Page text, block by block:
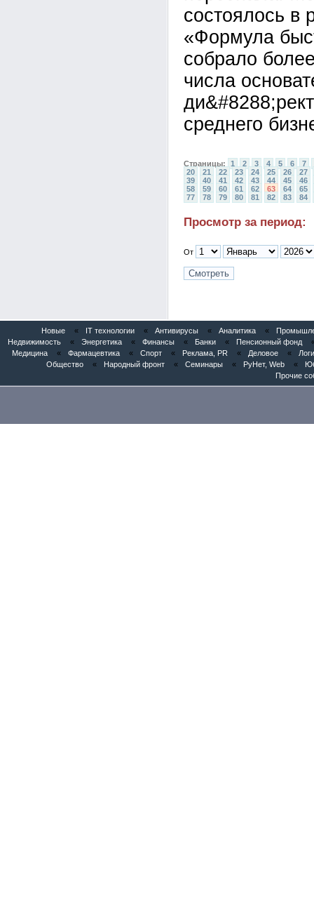
состоялось в
«Формула
собрало
числа
среднего
Страницы: 1 2 3 4 5 6
7
20
21 22 23 24 25 26
27
39
40 41 42 43 44 45
46
58
59 60 61 62 63 64
65
77
78 79 80 81 82 83 84
Просмотр за период:
От
Новые « IT технологии « Антивирусы « Аналитика «
Недвижимость
« Энергетика « Финансы « Банки « Пенсионный фонд
Медицина
« Фармацевтика « Спорт « Реклама, PR « Деловое «
Общество
« Народный фронт « Семинары « РуНет, Web «
Прочие